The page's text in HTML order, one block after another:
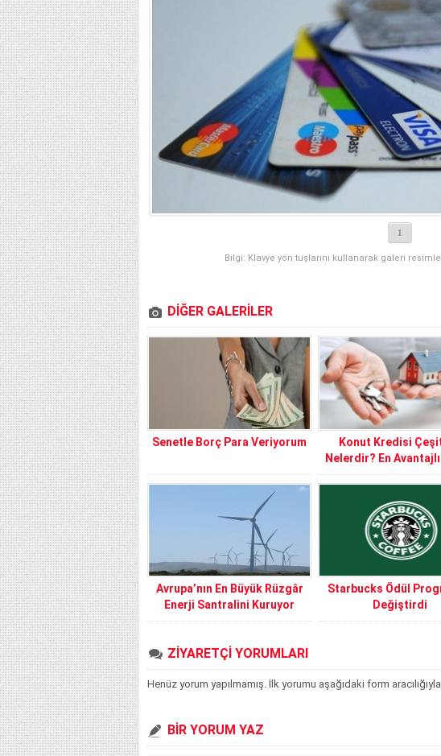
1
Bilgi: Klavye yön tuşlarını kullanarak galeri
DİĞER GALERİLER
Senetle Borç Para Veriyorum
Konut Kredisi
Nelerdir? En
Kredileri
Avrupa’nın En Büyük Rüzgâr
Enerji Santralini Kuruyor
Starbucks Ödül
Değiştirdi
ZİYARETÇİ YORUMLARI
Henüz yorum yapılmamış. İlk yorumu aşağıdaki form
BİR YORUM YAZ